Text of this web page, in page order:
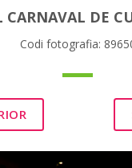
CARNAVAL DE
Codi fotografia: